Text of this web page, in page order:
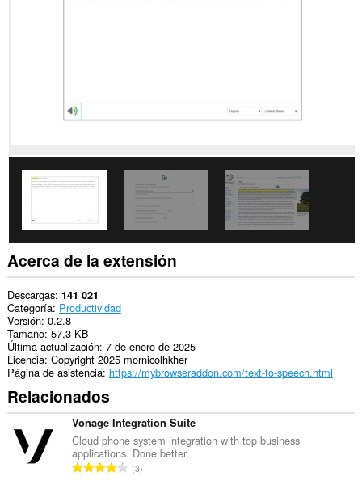
Acerca de la extensión
Descargas 141 021
Categoría Productividad
Versión 0.2.8
Tamaño 57,3 KB
Última actualización 7 de enero de 2025
Licencia Copyright 2025 mornicolhkher
Página de asistencia https://mybrowseraddon.com/text-to-speech.html
Relacionados
Vonage Integration Suite
Cloud phone system integration with top business
applications. Done better.
N3